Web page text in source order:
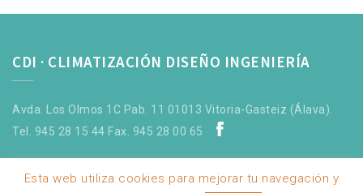
CDI · CLIMATIZACIÓN DISEÑO INGENIERÍA
Avda. Los Olmos 1C Pab. 11 01013 Vitoria-Gasteiz (Álava).
Tel. 945 28 15 44 Fax. 945 28 00 65
Esta web utiliza cookies para mejorar tu navegación y